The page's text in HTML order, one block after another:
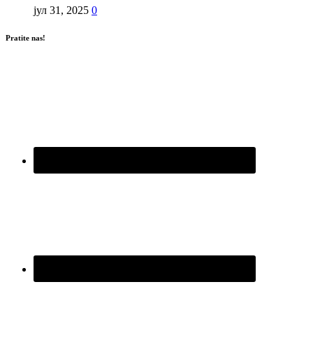
јул 31, 2025 0
Pratite nas!